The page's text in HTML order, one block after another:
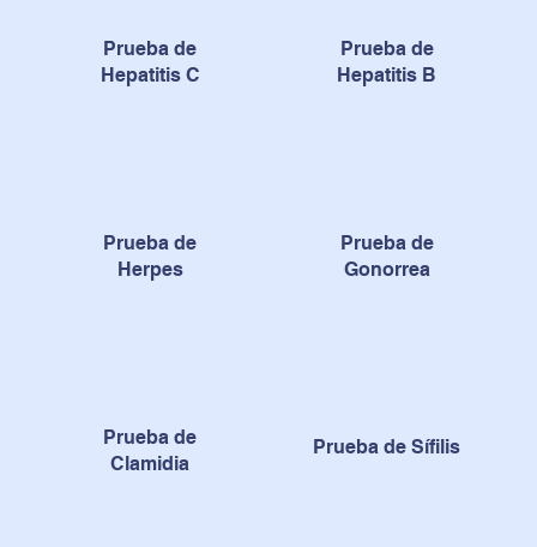
Prueba de
Hepatitis C
Prueba de
Hepatitis B
Prueba de
Herpes
Prueba de
Gonorrea
Prueba de
Clamidia
Prueba de Sífilis